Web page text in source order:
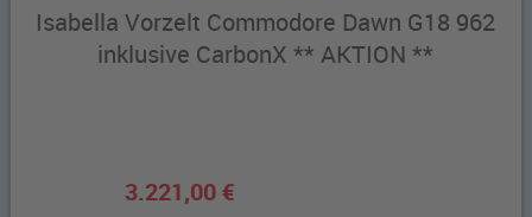
Isabella Vorzelt Commodore Dawn G18 962
inklusive CarbonX ** AKTION **
3.221,00 €